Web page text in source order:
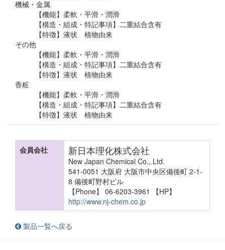
機械・金属
【機能】柔軟・平滑・潤滑
【構造・組成・特記事項】二重結合含有
【特徴】液状 植物由来
その他
【機能】柔軟・平滑・潤滑
【構造・組成・特記事項】二重結合含有
【特徴】液状 植物由来
香粧
【機能】柔軟・平滑・潤滑
【構造・組成・特記事項】二重結合含有
【特徴】液状 植物由来
会員会社 新日本理化株式会社
New Japan Chemical Co., Ltd.
541-0051 大阪府 大阪市中央区備後町 2-1-
8 備後町野村ビル
【Phone】 06-6203-3961
【HP】
http://www.nj-chem.co.jp
製品一覧へ戻る